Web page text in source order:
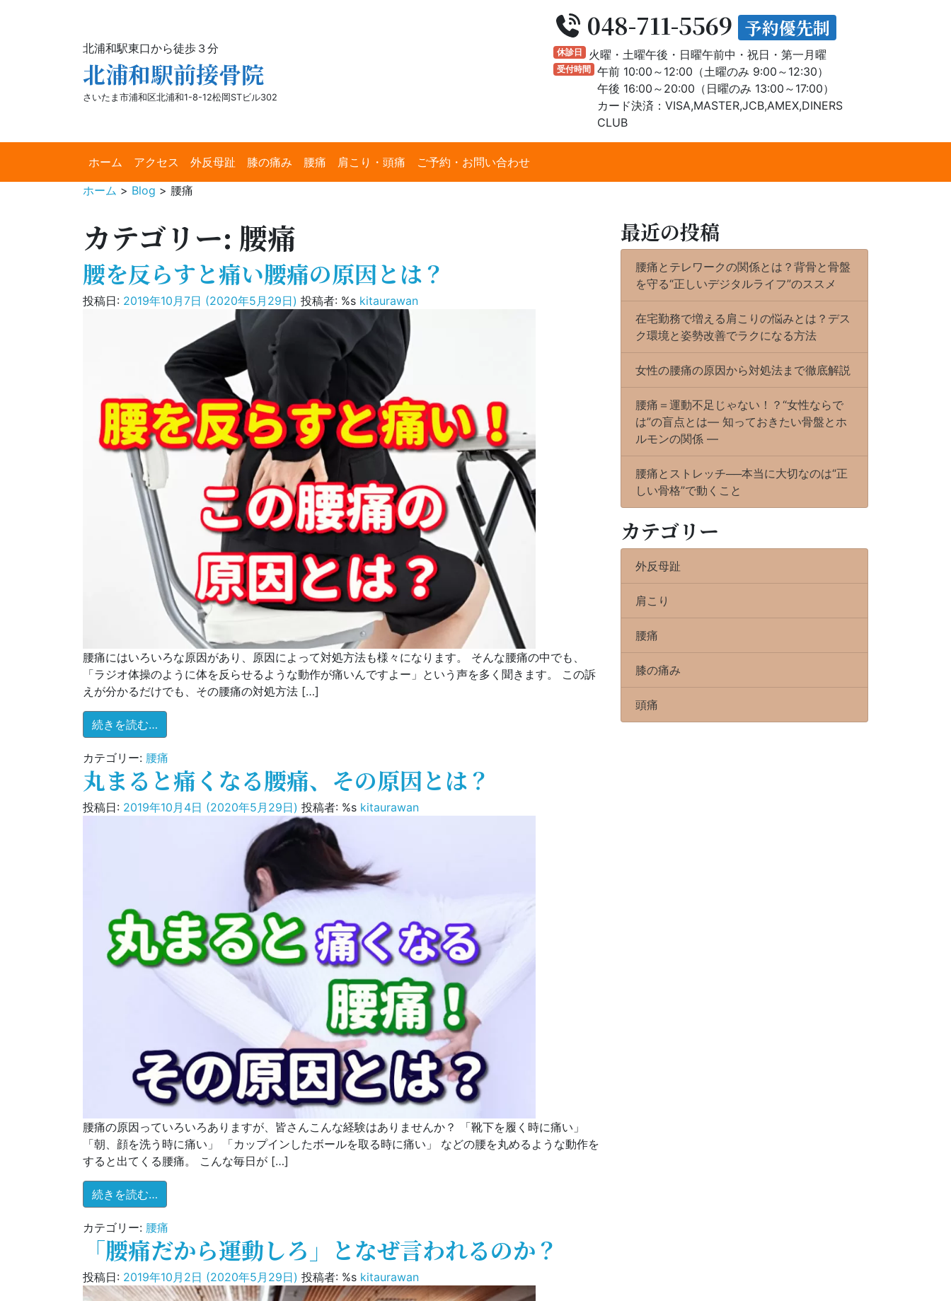
北浦和駅東口から徒歩３分
北浦和駅前接骨院
さいたま市浦和区北浦和1-8-12松岡STビル302
048-711-5569 予約優先制
休診日 火曜・土曜午後・日曜午前中・祝日・第一月曜
受付時間
午前 10:00～12:00（土曜のみ 9:00～12:30）
午後 16:00～20:00（日曜のみ 13:00～17:00）
カード決済：VISA,MASTER,JCB,AMEX,DINERS
CLUB
ホーム アクセス 外反母趾 膝の痛み 腰痛 肩こり・頭痛
ご予約・お問い合わせ
ホーム > Blog > 腰痛
カテゴリー: 腰痛
腰を反らすと痛い腰痛の原因とは？
投稿日: 2019年10月7日 (2020年5月29日) 投稿者: %s kitaurawan
腰痛にはいろいろな原因があり、原因によって対処方法も様々になります。 そんな腰痛の中でも、
「ラジオ体操のように体を反らせるような動作が痛いんですよー」という声を多く聞きます。 この訴
えが分かるだけでも、その腰痛の対処方法 […]
続きを読む…
カテゴリー: 腰痛
丸まると痛くなる腰痛、その原因とは？
投稿日: 2019年10月4日 (2020年5月29日) 投稿者: %s kitaurawan
腰痛の原因っていろいろありますが、皆さんこんな経験はありませんか？ 「靴下を履く時に痛い」
「朝、顔を洗う時に痛い」 「カップインしたボールを取る時に痛い」 などの腰を丸めるような動作を
すると出てくる腰痛。 こんな毎日が […]
続きを読む…
カテゴリー: 腰痛
「腰痛だから運動しろ」となぜ言われるのか？
投稿日: 2019年10月2日 (2020年5月29日) 投稿者: %s kitaurawan
最近の投稿
腰痛とテレワークの関係とは？背骨と骨盤
を守る“正しいデジタルライフ”のススメ
在宅勤務で増える肩こりの悩みとは？デス
ク環境と姿勢改善でラクになる方法
女性の腰痛の原因から対処法まで徹底解説
腰痛＝運動不足じゃない！？“女性ならで
は”の盲点とは― 知っておきたい骨盤とホ
ルモンの関係 ―
腰痛とストレッチ──本当に大切なのは“正
しい骨格”で動くこと
カテゴリー
外反母趾
肩こり
腰痛
膝の痛み
頭痛